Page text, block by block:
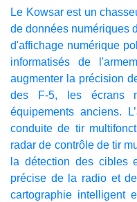
Le Kowsar est un
de données numériques
d'affichage numérique
informatisés de
augmenter la précision
des F-5, les écrans
équipements anciens.
conduite de tir
radar de contrôle de tir
la détection des cibles
précise de la radio et
cartographie intelligent